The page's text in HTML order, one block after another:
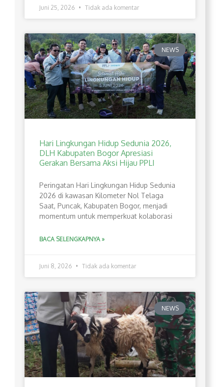
Juni 25, 2026 Tidak ada komentar
NEWS
Hari Lingkungan Hidup Sedunia 2026,
DLH Kabupaten Bogor Apresiasi
Gerakan Bersama Aksi Hijau PPLI
Peringatan Hari Lingkungan Hidup Sedunia
2026 di kawasan Kilometer Nol Telaga
Saat, Puncak, Kabupaten Bogor, menjadi
momentum untuk memperkuat kolaborasi
BACA SELENGKAPNYA »
Juni 8, 2026 Tidak ada komentar
NEWS